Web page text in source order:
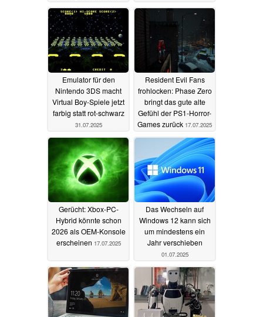
Emulator für den
Nintendo 3DS macht
Virtual Boy-Spiele jetzt
farbig statt rot-schwarz
31.07.2025
Resident Evil Fans
frohlocken: Phase Zero
bringt das gute alte
Gefühl der PS1-Horror-
Games zurück 17.07.2025
Gerücht: Xbox-PC-
Hybrid könnte schon
2026 als OEM-Konsole
erscheinen 17.07.2025
Das Wechseln auf
Windows 12 kann sich
um mindestens ein
Jahr verschieben
01.07.2025